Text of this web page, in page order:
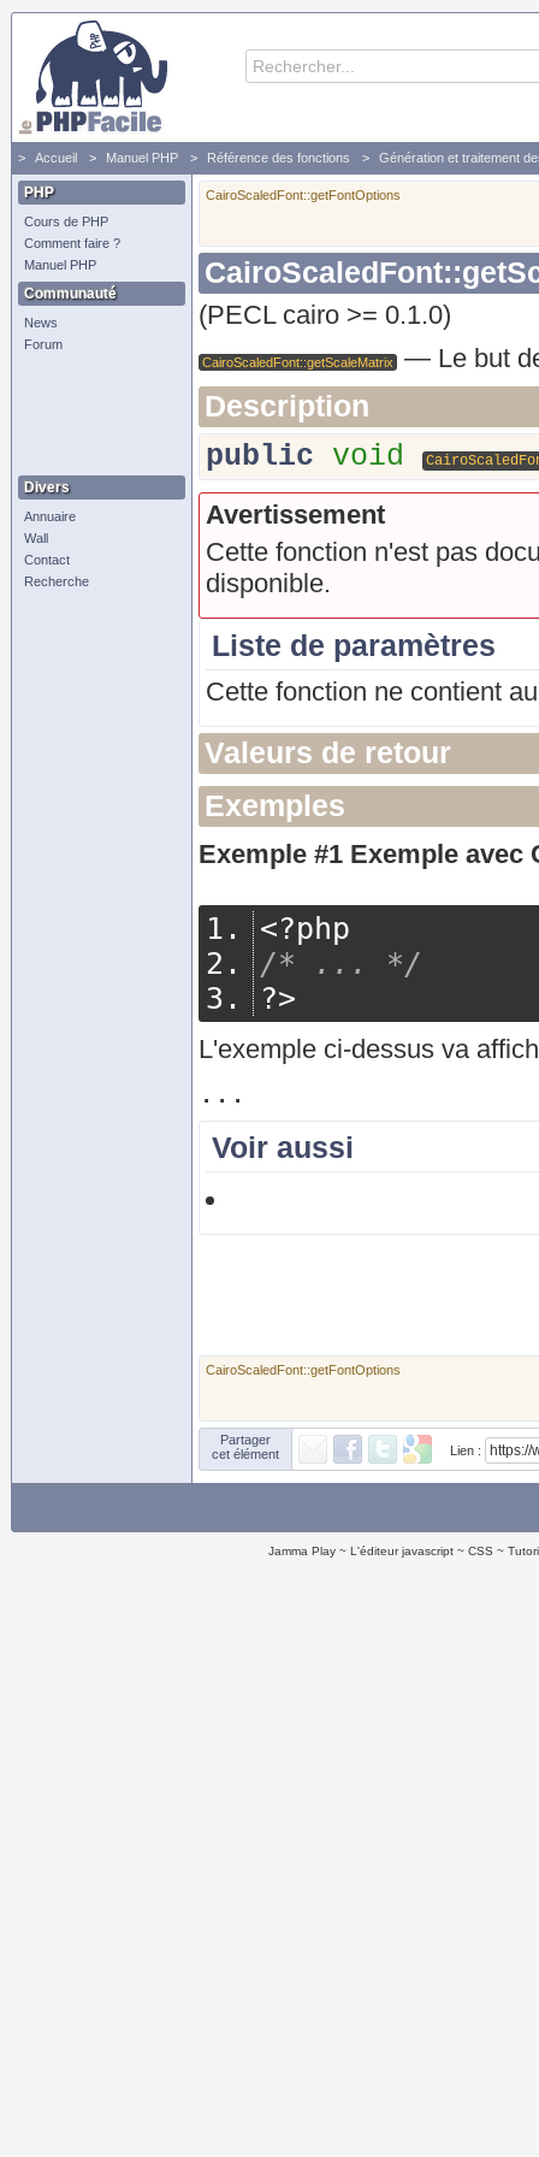
Accueil Manuel PHP Référence des fonctions Génération et traitement
PHP
Cours de PHP
Comment faire ?
Manuel PHP
Communauté
News
Forum
Divers
Annuaire
Wall
Contact
Recherche
CairoScaledFont::getFontOptions
(PECL cairo >= 0.1.0)
CairoScaledFont::getScaleMatrix — Le but
Description
public
void
Avertissement
Cette fonction n'est pas
disponible.
Liste de paramètres
Cette fonction ne contient
Valeurs de retour
Exemples
Exemple #1 Exemple avec
<?php
/* ... */
?>
L'exemple ci-dessus va
Voir aussi
CairoScaledFont::getFontOptions
Partager
cet élément
Lien :
Jamma Play L'éditeur javascript CSS